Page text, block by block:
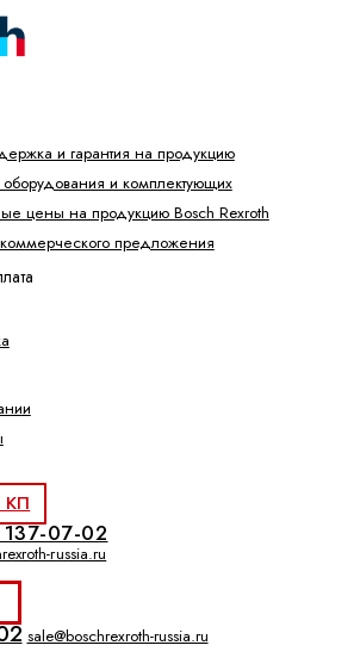
и гарантия на продукцию
и комплектующих
цены на продукцию Bosch Rexroth
предложения
КП
07-02
russia.ru
sale@boschrexroth-russia.ru